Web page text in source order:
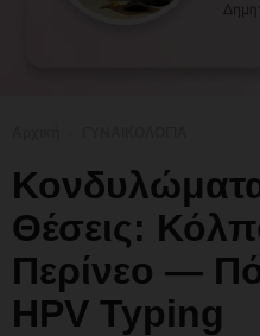
Κονδυλώματα
Θέσεις:
Περίνεο —
HPV Typing